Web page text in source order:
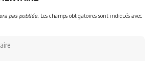
pas publiée. Les champs obligatoires sont indiqués avec